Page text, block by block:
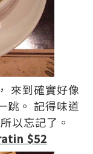
來到確實好像
跳。 記得味道
以忘記了。
$52